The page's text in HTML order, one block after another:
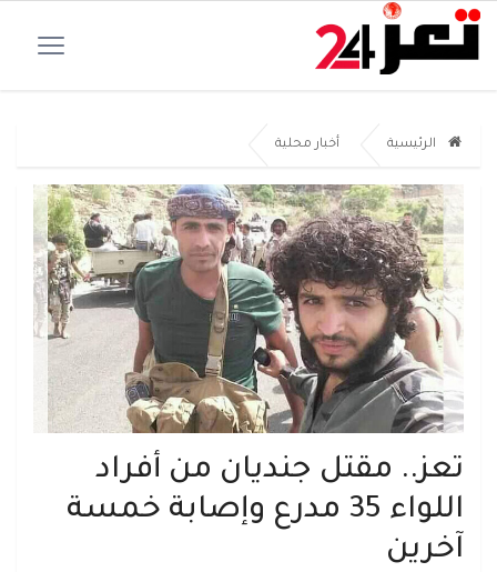
الرئيسية أخبار محلية
تعز.. مقتل جنديان من أفراد
اللواء 35 مدرع وإصابة خمسة
آخرين